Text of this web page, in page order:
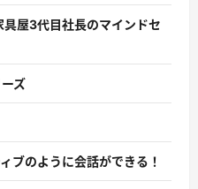
具屋3代目社長のマインドセ
ズ
ブのように会話ができる！